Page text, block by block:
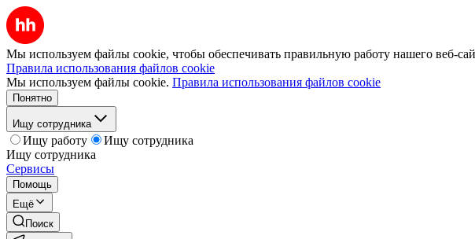
Мы используем файлы cookie, чтобы обеспечивать правильную работу нашего веб-
Правила использования файлов cookie
Мы используем файлы cookie. Правила использования файлов cookie
Понятно
Ищу сотрудника
Ищу работу
Ищу сотрудника
Ищу сотрудника
Сервисы
Помощь
Ещё
Поиск